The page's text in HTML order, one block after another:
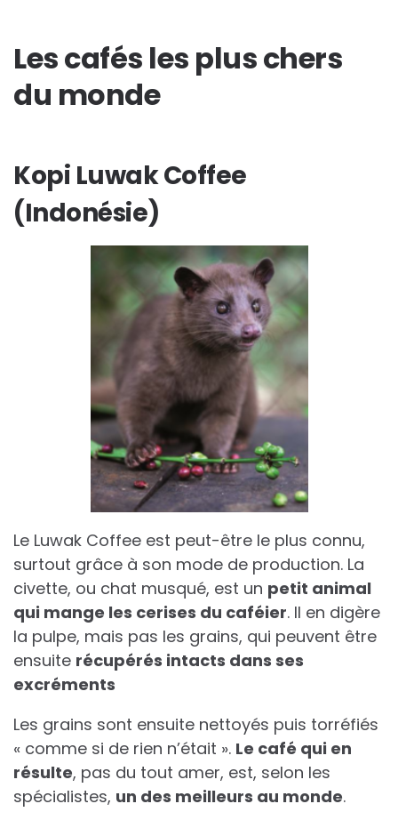
Les cafés les plus chers
du monde
Kopi Luwak Coffee
(Indonésie)
Le Luwak Coffee est peut-être le plus connu,
surtout grâce à son mode de production. La
civette, ou chat musqué, est un petit animal
qui mange les cerises du caféier. Il en digère
la pulpe, mais pas les grains, qui peuvent être
ensuite récupérés intacts dans ses
excréments
Les grains sont ensuite nettoyés puis torréfiés
« comme si de rien n’était ». Le café qui en
résulte, pas du tout amer, est, selon les
spécialistes, un des meilleurs au monde.